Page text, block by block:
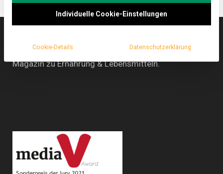
lebensmittelmagazin
(.de) ist das Online-
Magazin zu Ernährung & Lebensmitteln.
Individuelle Cookie-Einstellungen
Cookie-Details Datenschutzerklärung